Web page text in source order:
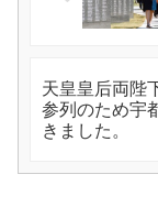
天皇皇后両陛
参列のため宇
きました。